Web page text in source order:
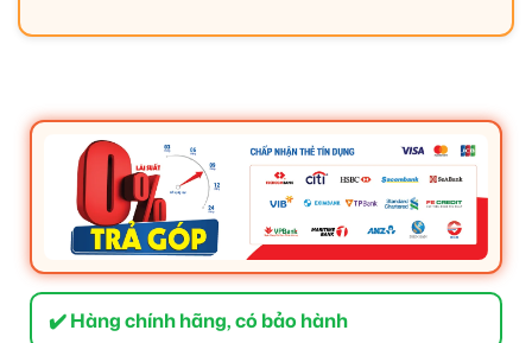
✔️ Hàng chính hãng, có bảo hành